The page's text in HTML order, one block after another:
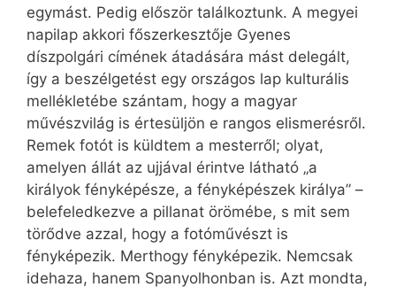
egymást. Pedig először találkoztunk. A megyei
napilap akkori főszerkesztője Gyenes
díszpolgári címének átadására mást delegált,
így a beszélgetést egy országos lap kulturális
mellékletébe szántam, hogy a magyar
művészvilág is értesüljön e rangos elismerésről.
Remek fotót is küldtem a mesterről; olyat,
amelyen állát az ujjával érintve látható „a
királyok fényképésze, a fényképészek királya” –
belefeledkezve a pillanat örömébe, s mit sem
törődve azzal, hogy a fotóművészt is
fényképezik. Merthogy fényképezik. Nemcsak
idehaza, hanem Spanyolhonban is. Azt mondta,